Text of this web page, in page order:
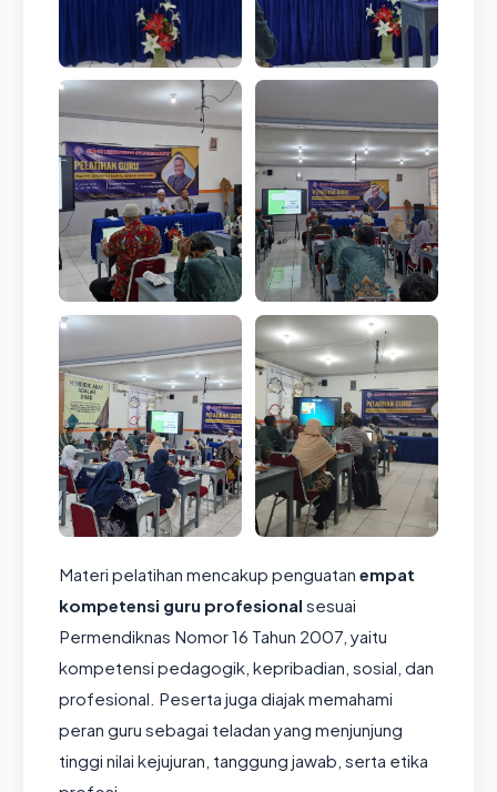
Materi pelatihan mencakup penguatan empat
kompetensi guru profesional sesuai
Permendiknas Nomor 16 Tahun 2007, yaitu
kompetensi pedagogik, kepribadian, sosial, dan
profesional. Peserta juga diajak memahami
peran guru sebagai teladan yang menjunjung
tinggi nilai kejujuran, tanggung jawab, serta etika